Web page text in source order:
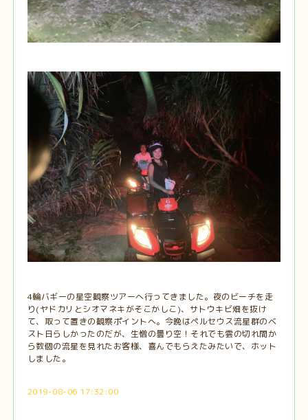
4輪バギーの星空観察ツアーへ行ってきました。夜のビーチを走
り(ヤドカリとシオマネキがそこかしこ)、サトウキビ畑を抜け
て、取って置きの観察ポイントへ。今晩はペルセウス流星群のベ
スト日らしかったのだが、生憎の曇り空！それでも雲の切れ間か
ら数個の流星を見れたお客様、喜んでもらえたみたいで、ホット
しました。
2019-08-06 17:32:00